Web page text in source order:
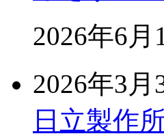
2026年6月
2026年3月
日立製作